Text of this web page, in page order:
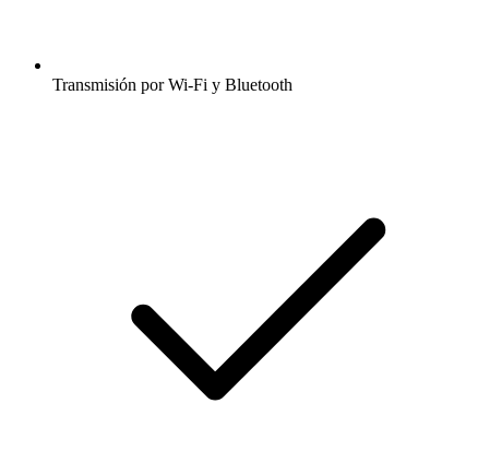
Transmisión por Wi-Fi y Bluetooth